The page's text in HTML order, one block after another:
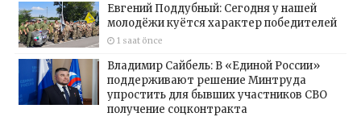
Евгений Поддубный: Сегодня у нашей
молодёжи куётся характер победителей
1 saat önce
Владимир Сайбель: В «Единой России»
поддерживают решение Минтруда
упростить для бывших участников СВО
получение соцконтракта